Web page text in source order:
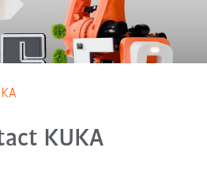
KUKA